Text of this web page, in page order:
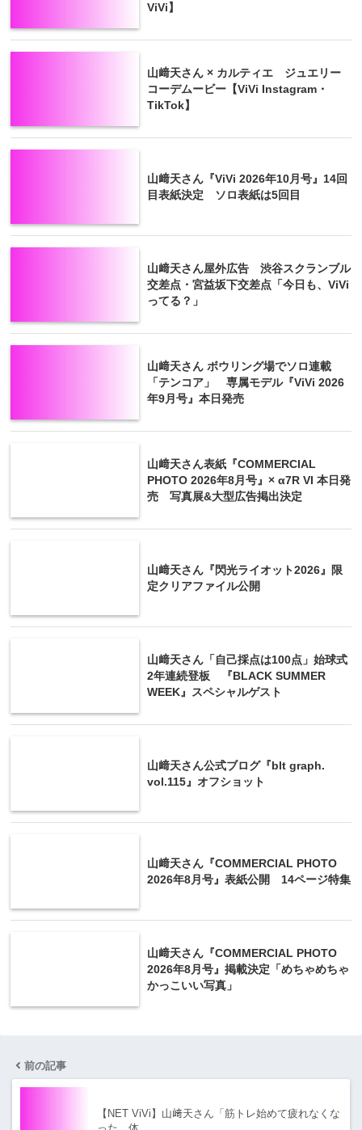
ViVi】
山﨑天さん × カルティエ ジュエリー
コーデムービー【ViVi Instagram・
TikTok】
山﨑天さん『ViVi 2026年10月号』14回
目表紙決定 ソロ表紙は5回目
山﨑天さん屋外広告 渋谷スクランブル
交差点・宮益坂下交差点「今日も、ViVi
ってる？」
山﨑天さん ボウリング場でソロ連載
「テンコア」 専属モデル『ViVi 2026
年9月号』本日発売
山﨑天さん表紙『COMMERCIAL
PHOTO 2026年8月号』× α7R VI 本日発
売 写真展&大型広告掲出決定
山﨑天さん『閃光ライオット2026』限
定クリアファイル公開
山﨑天さん「自己採点は100点」始球式
2年連続登板 『BLACK SUMMER
WEEK』スペシャルゲスト
山﨑天さん公式ブログ『blt graph.
vol.115』オフショット
山﨑天さん『COMMERCIAL PHOTO
2026年8月号』表紙公開 14ページ特集
山﨑天さん『COMMERCIAL PHOTO
2026年8月号』掲載決定「めちゃめちゃ
かっこいい写真」
前の記事
【NET ViVi】山﨑天さん「筋トレ始めて疲れなくな